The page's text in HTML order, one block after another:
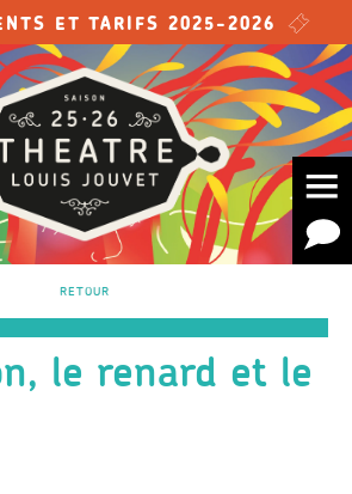
ET TARIFS 2025-2026
RETOUR
le renard et le